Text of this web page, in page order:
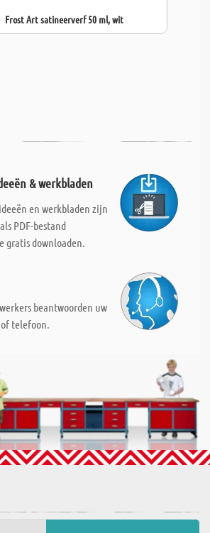
Frost Art satineerverf 50 ml, wit
& werkbladen
en werkbladen zijn
PDF-bestand
gratis downloaden.
beantwoorden uw
telefoon.